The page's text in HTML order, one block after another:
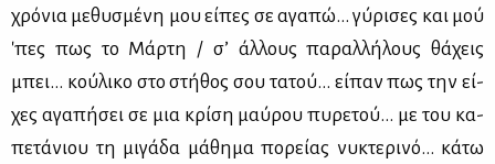
χρό­νια με­θυ­σμέ­νη μου εί­πες σε αγα­πώ... γύ­ρι­σες και μού
'πες πως το Μάρ­τη / σ’ άλ­λους πα­ραλ­λή­λους θά­χεις
μπει... κού­λι­κο στο στή­θος σου τα­τού... εί­παν πως την εί­
χες αγα­πή­σει σε μια κρί­ση μαύ­ρου πυ­ρε­τού... με του κα­
πε­τά­νιου τη μι­γά­δα μά­θη­μα πο­ρεί­ας νυ­κτε­ρι­νό... κά­τω